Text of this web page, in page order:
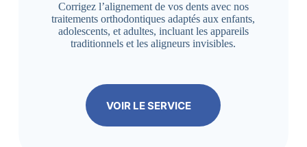
Corrigez l’alignement de vos dents avec nos
traitements orthodontiques adaptés aux enfants,
adolescents, et adultes, incluant les appareils
traditionnels et les aligneurs invisibles.
VOIR LE SERVICE